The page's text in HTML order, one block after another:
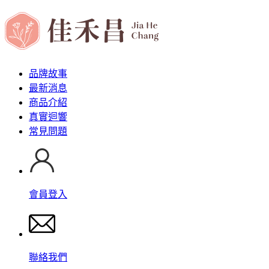
品牌故事
最新消息
商品介紹
真實迴響
常見問題
會員登入
聯絡我們